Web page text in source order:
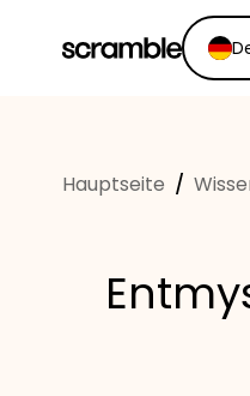
Hauptseite /